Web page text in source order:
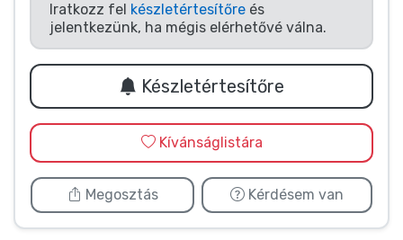
Iratkozz fel készletértesítőre és
jelentkezünk, ha mégis elérhetővé válna.
Készletértesítőre
Kívánságlistára
Megosztás Kérdésem van